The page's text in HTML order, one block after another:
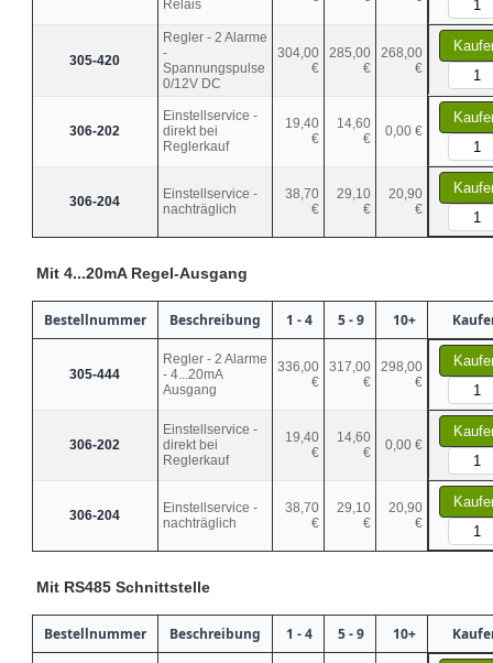
Relais
305-420
Regler - 2 Alarme
-
Spannungspulse
0/12V DC
304,00
€
285,00
€
268,00
€
306-202
Einstellservice -
direkt bei
Reglerkauf
19,40
€
14,60
€
0,00 €
306-204
Einstellservice -
nachträglich
38,70
€
29,10
€
20,90
€
Mit 4...20mA Regel-Ausgang
Bestellnummer Beschreibung 1 - 4 5 - 9 10+
305-444
Regler - 2 Alarme
- 4...20mA
Ausgang
336,00
€
317,00
€
298,00
€
306-202
Einstellservice -
direkt bei
Reglerkauf
19,40
€
14,60
€
0,00 €
306-204
Einstellservice -
nachträglich
38,70
€
29,10
€
20,90
€
Mit RS485 Schnittstelle
Bestellnummer Beschreibung 1 - 4 5 - 9 10+